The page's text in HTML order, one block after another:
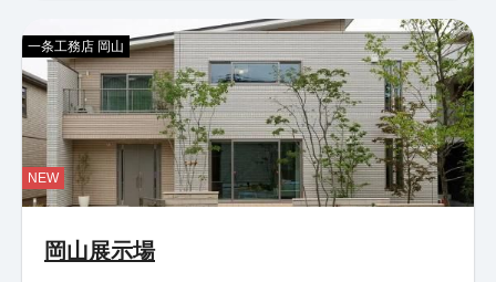
岡山展示場
一条工務店 岡山
NEW